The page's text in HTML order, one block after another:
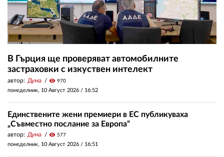
В Гърция ще проверяват автомобилните
застраховки с изкуствен интелект
автор: Дума visibility 970
понеделник, 10 Август 2026 / 16:52
Единствените жени премиери в ЕС публикуваха
„Съвместно послание за Европа“
автор: Дума visibility 577
понеделник, 10 Август 2026 / 16:51